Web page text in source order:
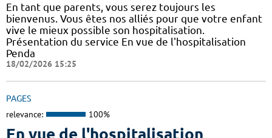
En tant que parents, vous serez toujours les
bienvenus. Vous êtes nos alliés pour que votre enfant
vive le mieux possible son hospitalisation.
Présentation du service En vue de l'hospitalisation
Penda
18/02/2026 15:25
PAGES
relevance: 100%
En vue de l'hospitalisation